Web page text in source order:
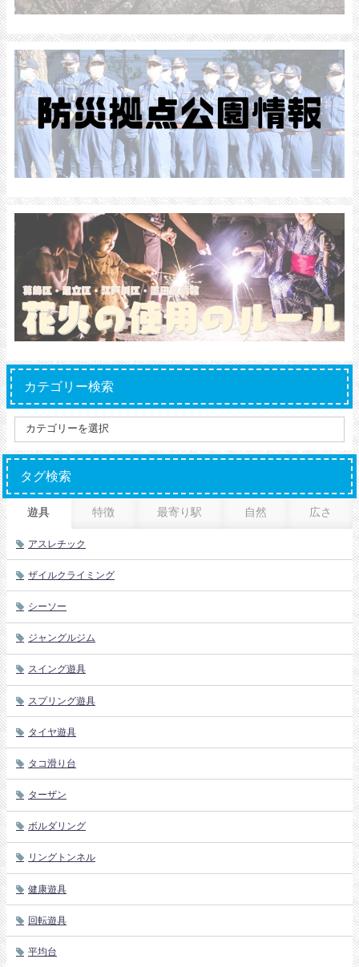
カテゴリー検索
タグ検索
遊具 特徴 最寄り駅 自然 広さ
アスレチック
ザイルクライミング
シーソー
ジャングルジム
スイング遊具
スプリング遊具
タイヤ遊具
タコ滑り台
ターザン
ボルダリング
リングトンネル
健康遊具
回転遊具
平均台